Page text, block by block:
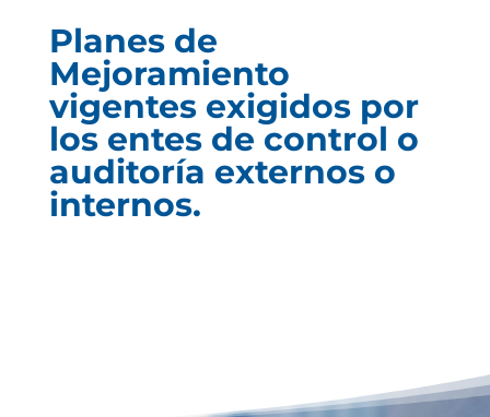
Planes de
Mejoramiento
vigentes exigidos por
los entes de control o
auditoría externos o
internos.